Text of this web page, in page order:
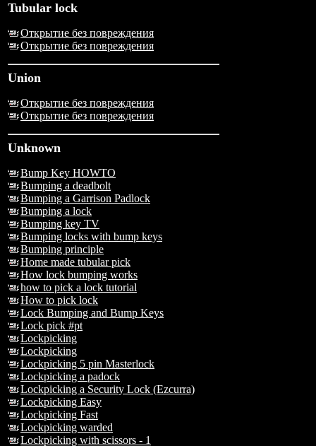
Tubular lock
Открытие без повреждения
Открытие без повреждения
Union
Открытие без повреждения
Открытие без повреждения
Unknown
Bump Key HOWTO
Bumping a deadbolt
Bumping a Garrison Padlock
Bumping a lock
Bumping key TV
Bumping locks with bump keys
Bumping principle
Home made tubular pick
How lock bumping works
how to pick a lock tutorial
How to pick lock
Lock Bumping and Bump Keys
Lock pick #pt
Lockpicking
Lockpicking
Lockpicking 5 pin Masterlock
Lockpicking a padock
Lockpicking a Security Lock (Ezcurra)
Lockpicking Easy
Lockpicking Fast
Lockpicking warded
Lockpicking with scissors - 1